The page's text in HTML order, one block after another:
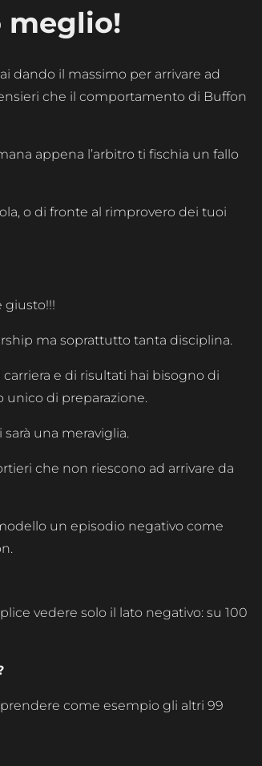
meglio!
dando il massimo per arrivare ad
che il comportamento di Buffon
appena l’arbitro ti fischia un fallo
o di fronte al rimprovero dei tuoi
giusto!!!
ma soprattutto tanta disciplina.
e di risultati hai bisogno di
unico di preparazione.
una meraviglia.
che non riescono ad arrivare da
un episodio negativo come
vedere solo il lato negativo: su 100
come esempio gli altri 99